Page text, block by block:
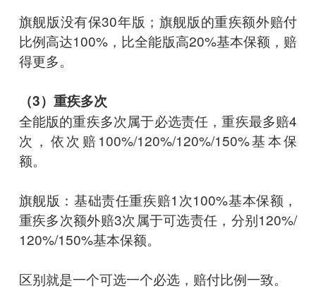
旗舰版没有保30年版；旗舰版的重疾额外赔付
比例高达100%，比全能版高20%基本保额，赔
得更多。
（3）重疾多次
全能版的重疾多次属于必选责任，重疾最多赔4
次，依次赔100%/120%/120%/150%基本保
额。
旗舰版：基础责任重疾赔1次100%基本保额，
重疾多次额外赔3次属于可选责任，分别120%/
120%/150%基本保额。
区别就是一个可选一个必选，赔付比例一致。